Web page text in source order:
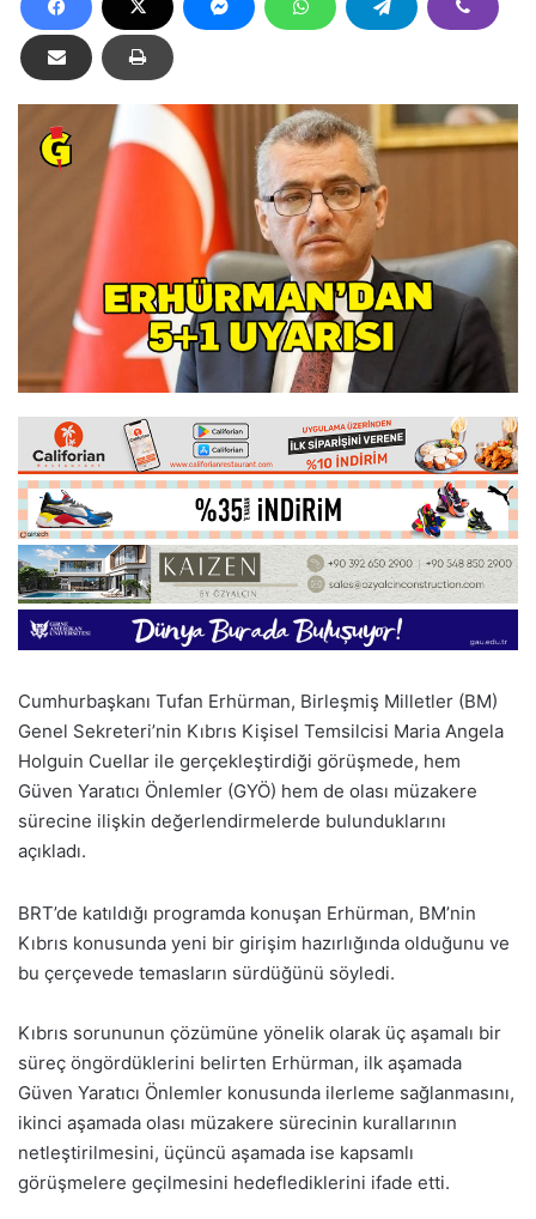
Cumhurbaşkanı Tufan Erhürman, Birleşmiş Milletler (BM)
Genel Sekreteri’nin Kıbrıs Kişisel Temsilcisi Maria Angela
Holguin Cuellar ile gerçekleştirdiği görüşmede, hem
Güven Yaratıcı Önlemler (GYÖ) hem de olası müzakere
sürecine ilişkin değerlendirmelerde bulunduklarını
açıkladı.
BRT’de katıldığı programda konuşan Erhürman, BM’nin
Kıbrıs konusunda yeni bir girişim hazırlığında olduğunu ve
bu çerçevede temasların sürdüğünü söyledi.
Kıbrıs sorununun çözümüne yönelik olarak üç aşamalı bir
süreç öngördüklerini belirten Erhürman, ilk aşamada
Güven Yaratıcı Önlemler konusunda ilerleme sağlanmasını,
ikinci aşamada olası müzakere sürecinin kurallarının
netleştirilmesini, üçüncü aşamada ise kapsamlı
görüşmelere geçilmesini hedeflediklerini ifade etti.